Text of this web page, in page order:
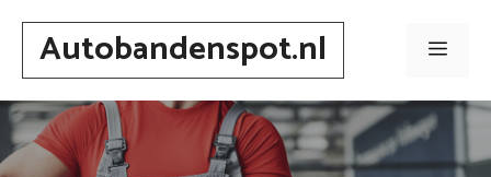
Spring
inhoudAutobandenspot.nl Menu